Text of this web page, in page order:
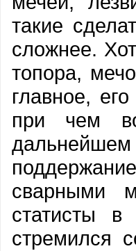
такие
сложнее.
топора,
главное,
при чем
дальнейшем
сварными
статисты
стремился